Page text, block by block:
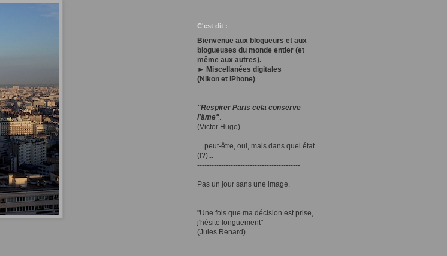
C'est dit :
Bienvenue aux blogueurs et aux
blogueuses du monde entier (et
même aux autres).
► Miscellanées digitales
(Nikon et iPhone)
-------------------------------------------
"Respirer Paris cela conserve
l'âme".
(Victor Hugo)
... peut-être, oui, mais dans quel état
(!?)...
-------------------------------------------
Pas un jour sans une image.
-------------------------------------------
"Une fois que ma décision est prise,
j'hésite longuement"
(Jules Renard).
-------------------------------------------